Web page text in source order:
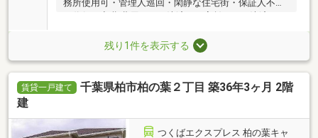
務所使用可・管理人巡回・閑静な住宅街・保証人不要
残り1件を表示する
賃貸一戸建て
千葉県柏市柏の葉２丁目 築36年3ヶ月 2階
建
つくばエクスプレス 柏の葉キャ